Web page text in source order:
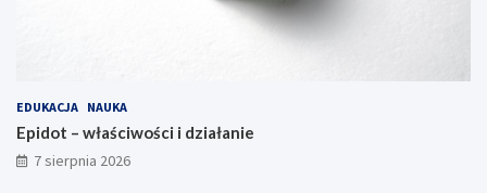
EDUKACJA NAUKA
Epidot – właściwości i działanie
7 sierpnia 2026